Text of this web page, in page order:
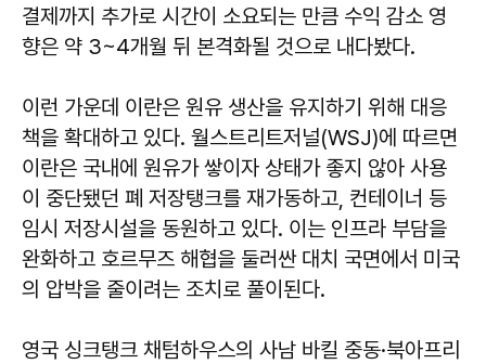
결제까지 추가로 시간이 소요되는 만큼 수익 감소 영
향은 약 3~4개월 뒤 본격화될 것으로 내다봤다.
이런 가운데 이란은 원유 생산을 유지하기 위해 대응
책을 확대하고 있다. 월스트리트저널(WSJ)에 따르면
이란은 국내에 원유가 쌓이자 상태가 좋지 않아 사용
이 중단됐던 폐 저장탱크를 재가동하고, 컨테이너 등
임시 저장시설을 동원하고 있다. 이는 인프라 부담을
완화하고 호르무즈 해협을 둘러싼 대치 국면에서 미국
의 압박을 줄이려는 조치로 풀이된다.
영국 싱크탱크 채텀하우스의 사남 바킬 중동·북아프리